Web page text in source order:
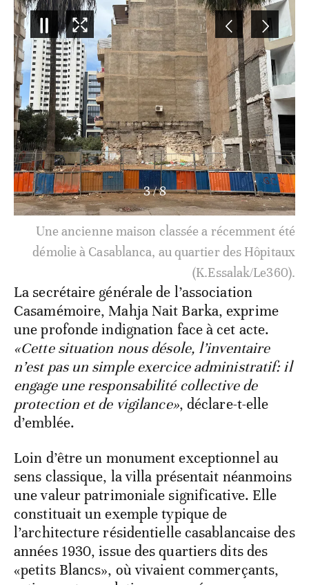
3/8
Une ancienne maison classée a récemment été
démolie à Casablanca, au quartier des Hôpitaux
(K.Essalak/Le360).
La secrétaire générale de l’association
Casamémoire, Mahja Nait Barka, exprime
une profonde indignation face à cet acte.
«Cette situation nous désole, l’inventaire
n’est pas un simple exercice administratif: il
engage une responsabilité collective de
protection et de vigilance», déclare-t-elle
d’emblée.
Loin d’être un monument exceptionnel au
sens classique, la villa présentait néanmoins
une valeur patrimoniale significative. Elle
constituait un exemple typique de
l’architecture résidentielle casablancaise des
années 1930, issue des quartiers dits des
«petits Blancs», où vivaient commerçants,